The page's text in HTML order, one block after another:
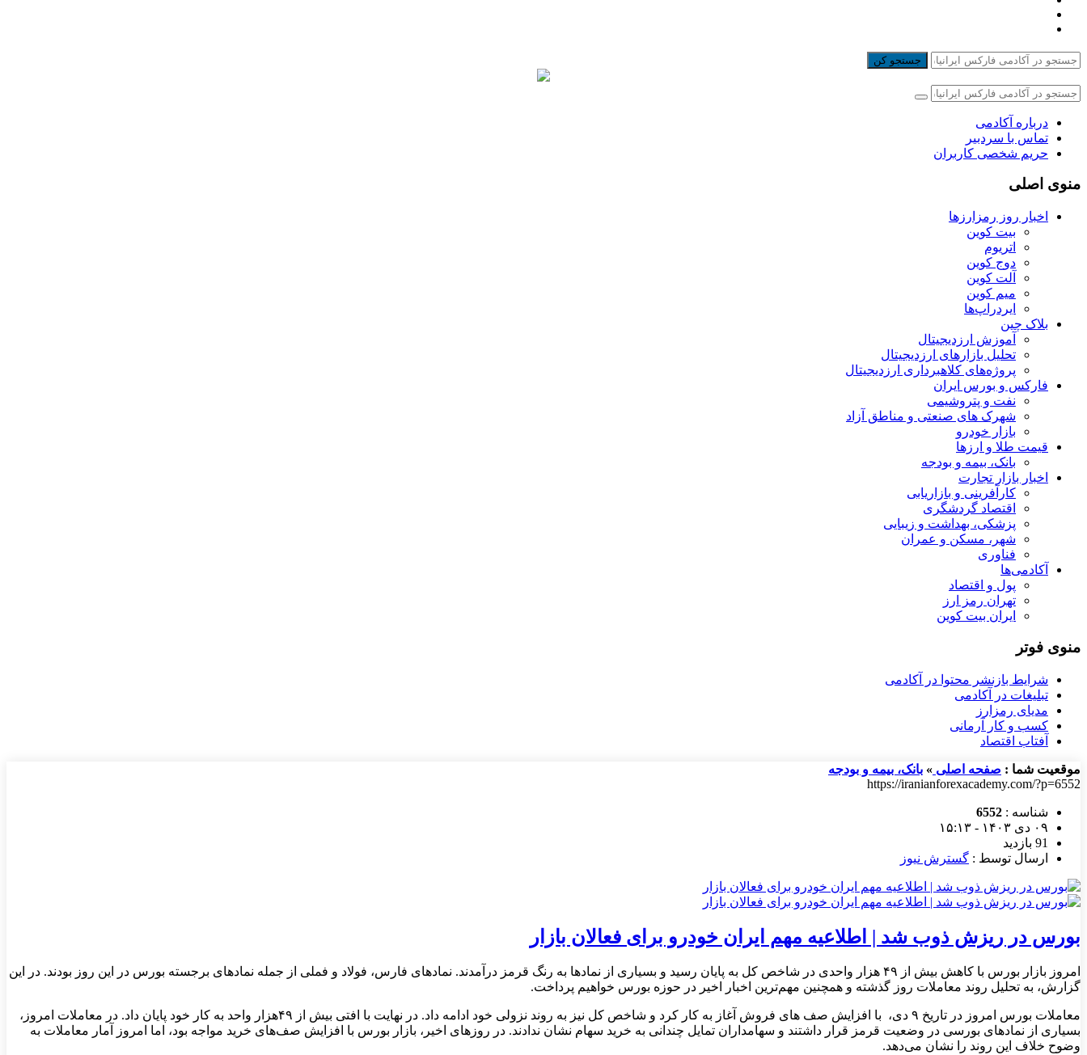
جستجو کن
درباره آکادمی
تماس با سردبیر
حریم شخصی کاربران
منوی اصلی
اخبار روز رمزارزها
بیت کوین
اتریوم
دوج کوین
آلت کوین
میم کوین‌
ایردراپ‌ها
بلاک چین
آموزش ارزدیجیتال
تحلیل بازارهای ارزدیجیتال
پروژه‌های کلاهبرداری ارزدیجیتال
فارکس و بورس ایران
نفت و پتروشیمی
شهرک های صنعتی و مناطق آزاد
بازار خودرو
قیمت طلا و ارزها
بانک، بیمه و بودجه
اخبار بازار تجارت
کارآفرینی و بازاریابی
اقتصاد گردشگری
پزشکی، بهداشت و زیبایی
شهر، مسکن و عمران
فناوری
آکادمی‌ها
پول و اقتصاد
تهران رمز ارز
ایران بیت کوین
منوی فوتر
شرایط بازنشر محتوا در آکادمی
تبلیغات در آکادمی
مدیای رمزارز
کسب و کار آرمانی
آفتاب اقتصاد
موقعیت شما : صفحه اصلی » بانک، بیمه و بودجه
https://iranianforexacademy.com/?p=6552
شناسه : 6552
۰۹ دی ۱۴۰۳ - ۱۵:۱۳
91 بازدید
ارسال توسط : گسترش نیوز
بورس در ریزش ذوب شد | اطلاعیه مهم ایران خودرو برای فعالان بازار
امروز بازار بورس با کاهش بیش از ۴۹ هزار واحدی در شاخص کل به پایان رسید و بسیاری از نمادها به رنگ قرمز درآمدند. نمادهای فارس، فولاد و فملی از جمله نمادهای برجسته بورس در این روز بودند. در این
گزارش، به تحلیل روند معاملات روز گذشته و همچنین مهم‌ترین اخبار اخیر در حوزه بورس خواهیم پرداخت.
معاملات بورس امروز در تاریخ ۹ دی، با افزایش صف های فروش آغاز به کار کرد و شاخص کل نیز به روند نزولی خود ادامه داد. در نهایت با افتی بیش از ۴۹هزار واحد به کار خود پایان داد. در معاملات امروز،
بسیاری از نمادهای بورسی در وضعیت قرمز قرار داشتند و سهامداران تمایل چندانی به خرید سهام نشان ندادند. در روزهای اخیر، بازار بورس با افزایش صف‌های خرید مواجه بود، اما امروز آمار معاملات به
وضوح خلاف این روند را نشان می‌دهد.